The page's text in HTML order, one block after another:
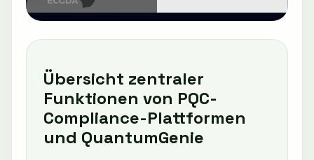
Übersicht zentraler
Funktionen von PQC-
Compliance-Plattformen
und QuantumGenie